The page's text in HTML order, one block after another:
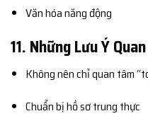
Văn hóa năng động
11. Những Lưu Ý
Không nên chỉ quan tâm
Chuẩn bị hồ sơ trung thực